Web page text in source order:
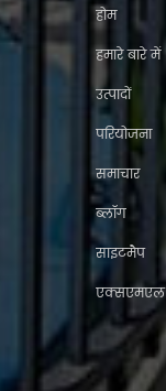
होम
हमारे बारे में
उत्पादों
परियोजना
समाचार
ब्लॉग
साइटमैप
एक्सएमएल